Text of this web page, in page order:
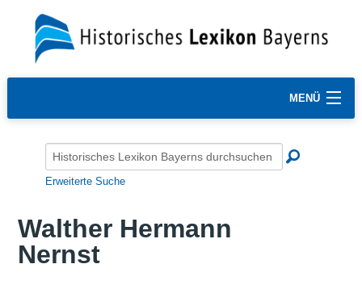
MENÜ
Erweiterte Suche
Walther Hermann
Nernst